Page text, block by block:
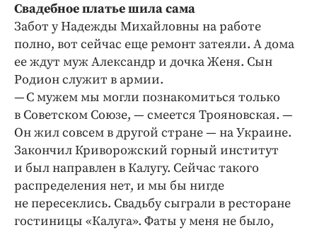
Свадебное платье шила сама
Забот у Надежды Михайловны на работе
полно, вот сейчас еще ремонт затеяли. А дома
ее ждут муж Александр и дочка Женя. Сын
Родион служит в армии.
— С мужем мы могли познакомиться только
в Советском Союзе, — смеется Трояновская. —
Он жил совсем в другой стране — на Украине.
Закончил Криворожский горный институт
и был направлен в Калугу. Сейчас такого
распределения нет, и мы бы нигде
не пересеклись. Свадьбу сыграли в ресторане
гостиницы «Калуга». Фаты у меня не было,